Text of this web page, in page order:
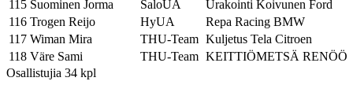
115 Suominen Jorma SaloUA
Urakointi Koivunen Ford
116 Trogen Reijo HyUA
Repa Racing BMW
117 Wiman Mira THU-Team Kuljetus Tela Citroen
118 Väre Sami THU-Team KEITTIÖMETSÄ RENÖÖ
Osallistujia 34 kpl